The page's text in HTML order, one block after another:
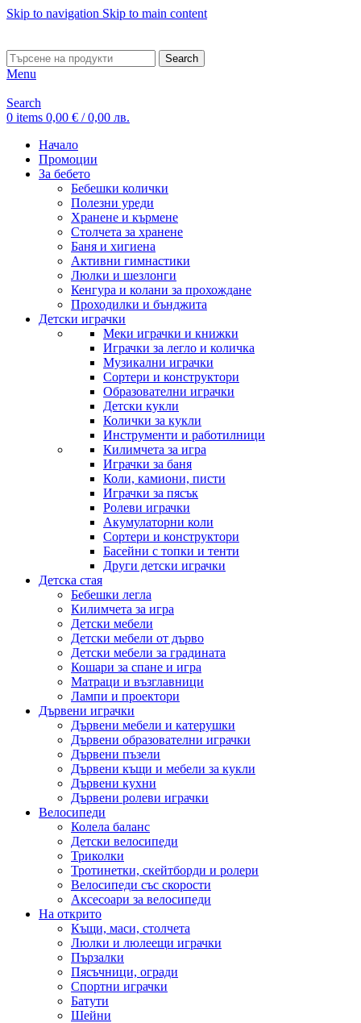
Skip to navigation Skip to main content
Search
Menu
Search
0 items 0,00 € / 0,00 лв.
Начало
Промоции
За бебето
Бебешки колички
Полезни уреди
Хранене и кърмене
Столчета за хранене
Баня и хигиена
Активни гимнастики
Люлки и шезлонги
Кенгура и колани за прохождане
Проходилки и бънджита
Детски играчки
Меки играчки и книжки
Играчки за легло и количка
Музикални играчки
Сортери и конструктори
Образователни играчки
Детски кукли
Колички за кукли
Инструменти и работилници
Килимчета за игра
Играчки за баня
Коли, камиони, писти
Играчки за пясък
Ролеви играчки
Акумулаторни коли
Сортери и конструктори
Басейни с топки и тенти
Други детски играчки
Детска стая
Бебешки легла
Килимчета за игра
Детски мебели
Детски мебели от дърво
Детски мебели за градината
Кошари за спане и игра
Матраци и възглавници
Лампи и проектори
Дървени играчки
Дървени мебели и катерушки
Дървени образователни играчки
Дървени пъзели
Дървени къщи и мебели за кукли
Дървени кухни
Дървени ролеви играчки
Велосипеди
Колела баланс
Детски велосипеди
Триколки
Тротинетки, скейтборди и ролери
Велосипеди със скорости
Аксесоари за велосипеди
На открито
Къщи, маси, столчета
Люлки и люлеещи играчки
Пързалки
Пясъчници, огради
Спортни играчки
Батути
Шейни